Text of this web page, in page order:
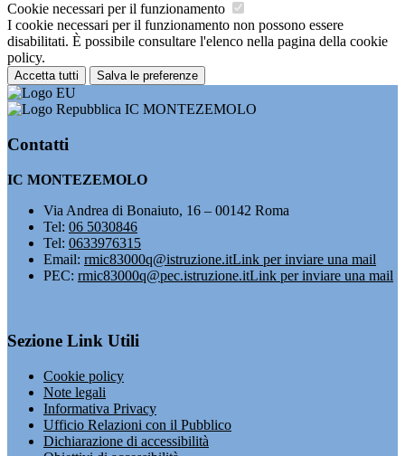
Cookie necessari per il funzionamento
I cookie necessari per il funzionamento non possono essere
disabilitati. È possibile consultare l'elenco nella pagina della cookie
policy.
Accetta tutti Salva le preferenze
IC MONTEZEMOLO
Contatti
IC MONTEZEMOLO
Via Andrea di Bonaiuto, 16 – 00142 Roma
Tel: 06 5030846
Tel: 0633976315
Email: rmic83000q@istruzione.itLink per inviare una mail
PEC: rmic83000q@pec.istruzione.itLink per inviare una mail
Sezione Link Utili
Cookie policy
Note legali
Informativa Privacy
Ufficio Relazioni con il Pubblico
Dichiarazione di accessibilità